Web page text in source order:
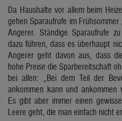
Da Haushalte vor allem beim
gehen Sparaufrufe im
Angerer. Ständige Sparaufrufe
dazu führen, dass es überhaupt
Angerer geht davon aus, dass
hohe Preise die Sparbereitschaft
bei allen: „Bei dem Teil der
ankommen kann und ankommen
Es gibt aber immer einen
Leere geht, die man einfach nicht